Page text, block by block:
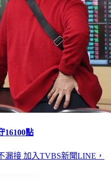
16100點
漏接 加入TVBS新聞LINE，